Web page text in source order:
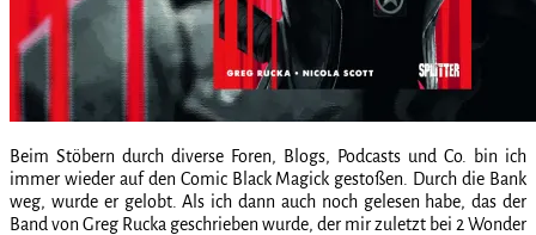
Beim Stöbern durch diverse Foren, Blogs, Podcasts und Co. bin ich
immer wieder auf den Comic Black Magick gestoßen. Durch die Bank
weg, wurde er gelobt. Als ich dann auch noch gelesen habe, das der
Band von Greg Rucka geschrieben wurde, der mir zuletzt bei 2 Wonder